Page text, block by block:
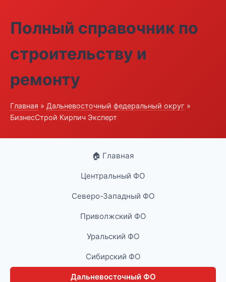
Полный справочник по
строительству и
ремонту
Главная » Дальневосточный федеральный округ »
БизнесСтрой Кирпич Эксперт
🏠 Главная
Центральный ФО
Северо-Западный ФО
Приволжский ФО
Уральский ФО
Сибирский ФО
Дальневосточный ФО